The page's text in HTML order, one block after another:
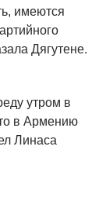
имеются
Дягутене.
утром в
в Армению
Линаса